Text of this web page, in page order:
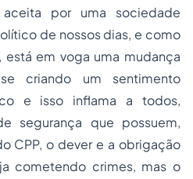
por uma sociedade
de nossos dias, e como
em voga uma mudança
criando um sentimento
e isso inflama a todos,
segurança que possuem,
CPP, o dever e a obrigação
cometendo crimes, mas o